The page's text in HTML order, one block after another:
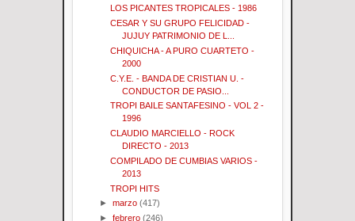
LOS PICANTES TROPICALES - 1986
CESAR Y SU GRUPO FELICIDAD -
JUJUY PATRIMONIO DE L...
CHIQUICHA - A PURO CUARTETO -
2000
C.Y.E. - BANDA DE CRISTIAN U. -
CONDUCTOR DE PASIO...
TROPI BAILE SANTAFESINO - VOL 2 -
1996
CLAUDIO MARCIELLO - ROCK
DIRECTO - 2013
COMPILADO DE CUMBIAS VARIOS -
2013
TROPI HITS
►marzo (417)
►febrero (246)